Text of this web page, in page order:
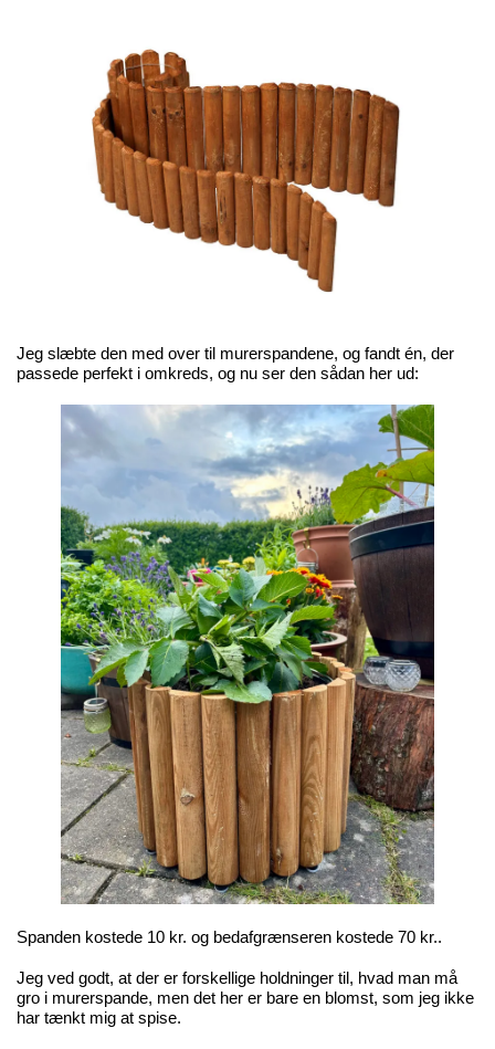
Jeg slæbte den med over til murerspandene, og fandt én, der
passede perfekt i omkreds, og nu ser den sådan her ud:
Spanden kostede 10 kr. og bedafgrænseren kostede 70 kr..
Jeg ved godt, at der er forskellige holdninger til, hvad man må
gro i murerspande, men det her er bare en blomst, som jeg ikke
har tænkt mig at spise.